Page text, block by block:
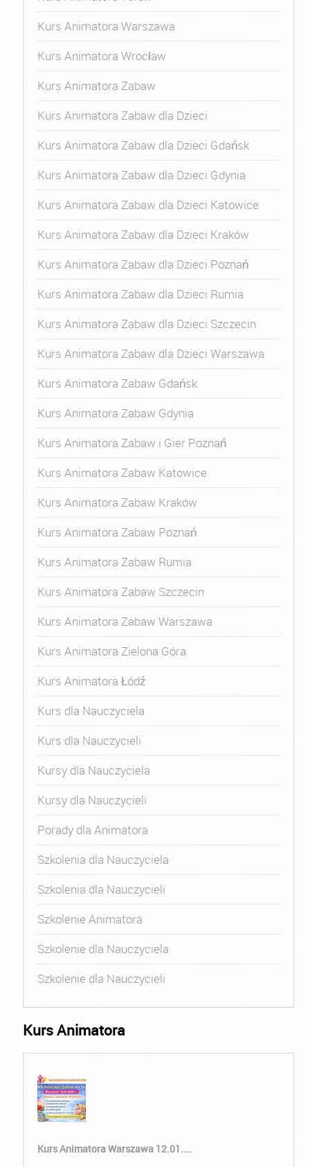
Kurs Animatora Warszawa
Kurs Animatora Wrocław
Kurs Animatora Zabaw
Kurs Animatora Zabaw dla Dzieci
Kurs Animatora Zabaw dla Dzieci Gdańsk
Kurs Animatora Zabaw dla Dzieci Gdynia
Kurs Animatora Zabaw dla Dzieci Katowice
Kurs Animatora Zabaw dla Dzieci Kraków
Kurs Animatora Zabaw dla Dzieci Poznań
Kurs Animatora Zabaw dla Dzieci Rumia
Kurs Animatora Zabaw dla Dzieci Szczecin
Kurs Animatora Zabaw dla Dzieci Warszawa
Kurs Animatora Zabaw Gdańsk
Kurs Animatora Zabaw Gdynia
Kurs Animatora Zabaw i Gier Poznań
Kurs Animatora Zabaw Katowice
Kurs Animatora Zabaw Kraków
Kurs Animatora Zabaw Poznań
Kurs Animatora Zabaw Rumia
Kurs Animatora Zabaw Szczecin
Kurs Animatora Zabaw Warszawa
Kurs Animatora Zielona Góra
Kurs Animatora Łódź
Kurs dla Nauczyciela
Kurs dla Nauczycieli
Kursy dla Nauczyciela
Kursy dla Nauczycieli
Porady dla Animatora
Szkolenia dla Nauczyciela
Szkolenia dla Nauczycieli
Szkolenie Animatora
Szkolenie dla Nauczyciela
Szkolenie dla Nauczycieli
Kurs Animatora
Kurs Animatora Warszawa 12.01....